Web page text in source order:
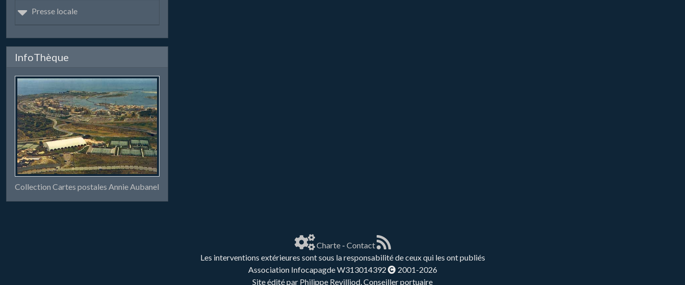
Presse locale
InfoThèque
Collection Cartes postales Annie Aubanel
Charte- Contact
Les interventions extérieures sont sous la responsabilité de ceux qui les ont publiés
Association Infocapagde W313014392
2001-2026
Site édité par Philippe Revilliod, Conseiller portuaire